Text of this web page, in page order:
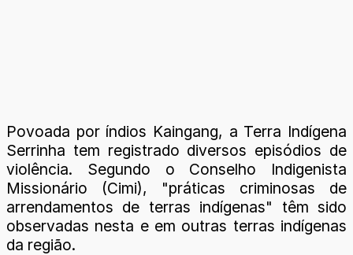
Povoada por índios Kaingang, a Terra Indígena
Serrinha tem registrado diversos episódios de
violência. Segundo o Conselho Indigenista
Missionário (Cimi), "práticas criminosas de
arrendamentos de terras indígenas" têm sido
observadas nesta e em outras terras indígenas
da região.